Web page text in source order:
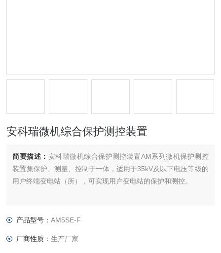
安科瑞微机综合保护测控装置
简要描述： 安科瑞微机综合保护测控装置AM系列微机保护测控
装置集保护、测量、控制于一体，适用于35kV及以下电压等级的
用户终端变电站（所），可实现用户变电站的保护和测控。
产品型号：AM5SE-F
厂商性质：生产厂家